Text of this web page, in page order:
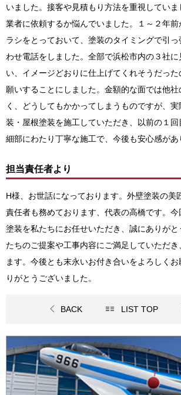
いました。接客や見積もり方法を重視してい
業者に依頼するか悩んでいました。１～２年
ラシをとっておいて、塗装のタイミングで引
わせ電話をしました。全部で浜松市内の３社
い、イメージどおりに仕上げてくれそうだっ
願いすることにしました。金額的な面では他社
く、どうしてもかかってしまうものですが、
装・屋根塗装を施工していただき、以前の１回
細部にわたり丁寧な施工で、今後も安心感があ
担当責任者より
H様、お世話になっております。外壁塗装の美
責任者も務めております、代表の高橋です。今
塗装を私たちにお任せいただき、誠にありが
たちのご提案や工事内容にご満足していただ
ます。今後とも末永いお付き合いをよろしく
りがとうございました。
BACK LIST TOP